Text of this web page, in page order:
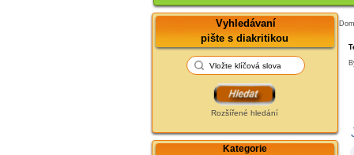
Vyhledávaní
pište s diakritikou
Rozšířené hledání
Kategorie